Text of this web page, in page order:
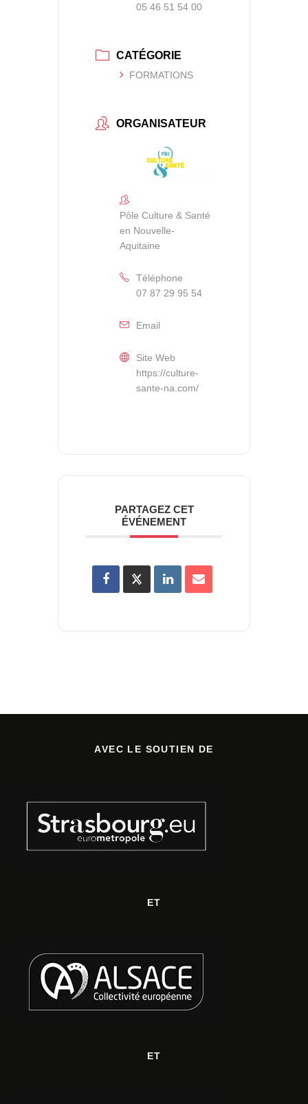
05 46 51 54 00
CATÉGORIE
FORMATIONS
ORGANISATEUR
Pôle Culture & Santé
en Nouvelle-
Aquitaine
Téléphone
07 87 29 95 54
Email
Site Web
https://culture-
sante-na.com/
PARTAGEZ CET
ÉVÉNEMENT
AVEC LE SOUTIEN DE
ET
ET